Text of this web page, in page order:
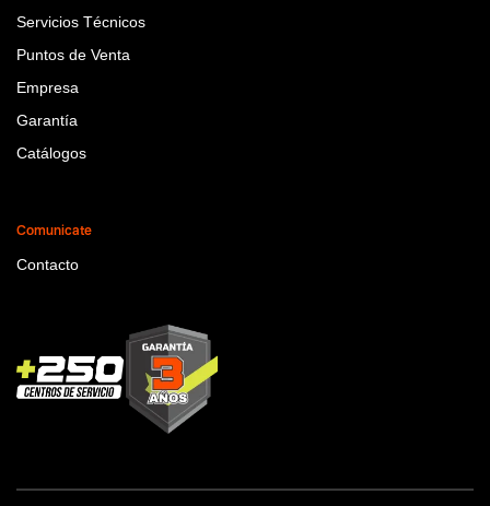
Servicios Técnicos
Puntos de Venta
Empresa
Garantía
Catálogos
Comunicate
Contacto